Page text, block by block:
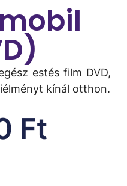
estés film DVD,
kínál otthon.
Ft